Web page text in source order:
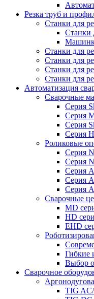
Резка труб и
Станки для
Станки
Станки для
Станки для
Станки для
Станки для
Автоматизация
Сварочные
Серия
Серия
Серия
Серия
Роликовые
Серия
Серия
Серия
Серия
Серия
Сварочные
MD
HD
EHD
Гибкие
Выбор
Сварочное
TIG